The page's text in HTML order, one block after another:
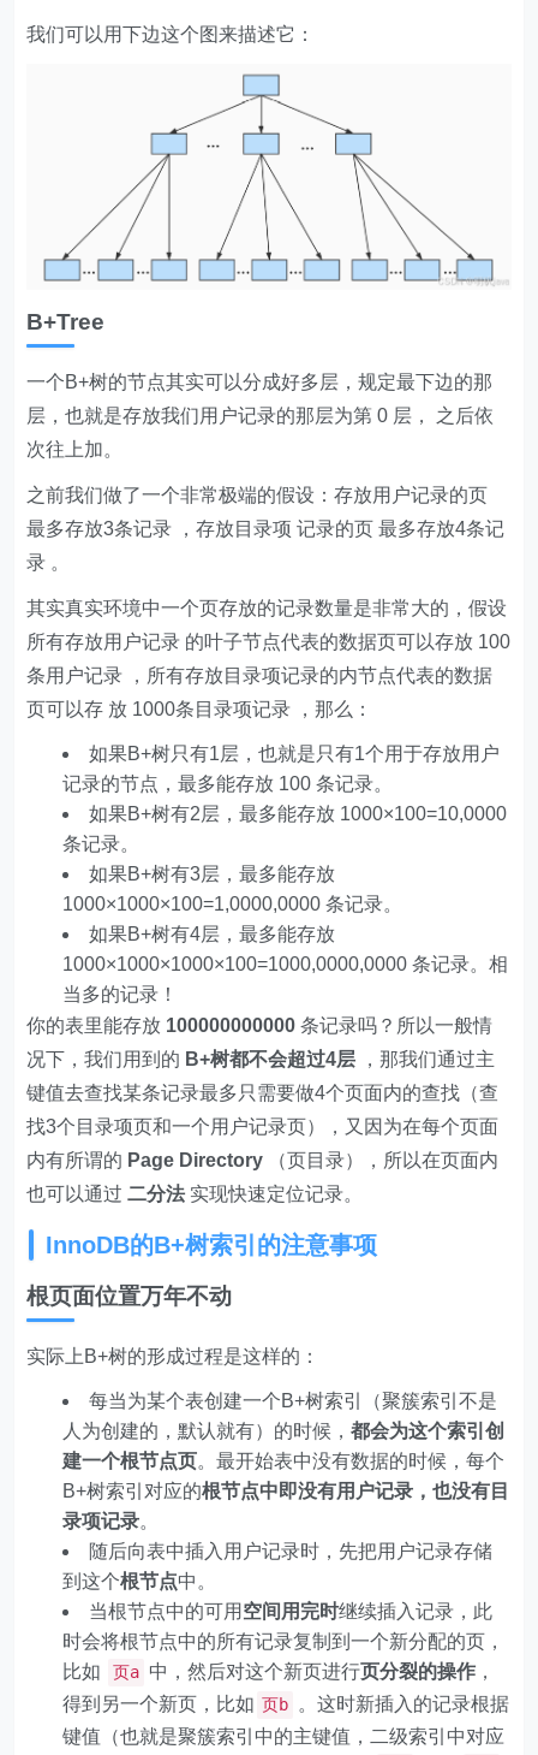
我们可以用下边这个图来描述它：
B+Tree
一个B+树的节点其实可以分成好多层，规定最下边的那
层，也就是存放我们用户记录的那层为第 0 层， 之后依
次往上加。
之前我们做了一个非常极端的假设：存放用户记录的页
最多存放3条记录 ，存放目录项 记录的页 最多存放4条记
录 。
其实真实环境中一个页存放的记录数量是非常大的，假设
所有存放用户记录 的叶子节点代表的数据页可以存放 100
条用户记录 ，所有存放目录项记录的内节点代表的数据
页可以存 放 1000条目录项记录 ，那么：
如果B+树只有1层，也就是只有1个用于存放用户
记录的节点，最多能存放 100 条记录。
如果B+树有2层，最多能存放 1000×100=10,0000
条记录。
如果B+树有3层，最多能存放
1000×1000×100=1,0000,0000 条记录。
如果B+树有4层，最多能存放
1000×1000×1000×100=1000,0000,0000 条记录。相
当多的记录！
你的表里能存放 100000000000 条记录吗？所以一般情
况下，我们用到的 B+树都不会超过4层 ，那我们通过主
键值去查找某条记录最多只需要做4个页面内的查找（查
找3个目录项页和一个用户记录页），又因为在每个页面
内有所谓的 Page Directory （页目录），所以在页面内
也可以通过二分法 实现快速定位记录。
InnoDB的B+树索引的注意事项
根页面位置万年不动
实际上B+树的形成过程是这样的：
每当为某个表创建一个B+树索引（聚簇索引不是
人为创建的，默认就有）的时候，都会为这个索引创
建一个根节点页。最开始表中没有数据的时候，每个
B+树索引对应的根节点中即没有用户记录，也没有目
录项记录。
随后向表中插入用户记录时，先把用户记录存储
到这个根节点中。
当根节点中的可用 空间用完时继续插入记录，此
时会将根节点中的所有记录复制到一个新分配的页，
比如
页a 中，然后对这个新页进行页分裂的操作 ，
得到另一个新页，比如 页b
。这时新插入的记录根据
键值（也就是聚簇索引中的主键值，二级索引中对应